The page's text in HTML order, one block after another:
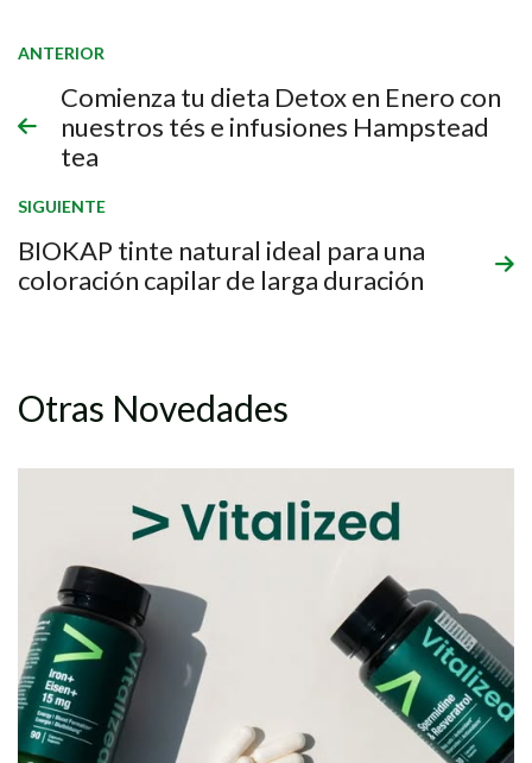
ANTERIOR
Comienza tu dieta Detox en Enero con
nuestros tés e infusiones Hampstead
tea
SIGUIENTE
BIOKAP tinte natural ideal para una
coloración capilar de larga duración
Otras Novedades